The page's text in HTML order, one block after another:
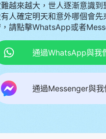
越來越大，世人逐漸意識
人確定明天和意外哪個會
請點擊WhatsApp或者
通過WhatsApp與我
通過Messenger與我